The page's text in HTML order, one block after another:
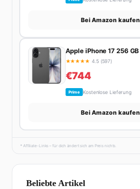
Bei Amazon kaufen
Apple iPhone 17 256 GB
★★★★★ 4.5 (597)
€744
Prime Kostenlose Lieferung
Bei Amazon kaufen
* Affiliate-Links – für dich ändert sich am Preis nichts.
Beliebte Artikel